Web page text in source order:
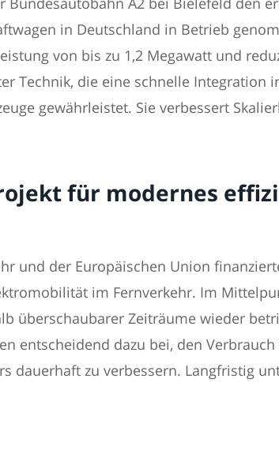
in Deutschland in Betrieb
von bis zu 1,2 Megawatt und
Technik, die eine schnelle Integration
gewährleistet. Sie verbessert
für modernes
und der Europäischen Union
im Fernverkehr. Im
überschaubarer Zeiträume wieder
entscheidend dazu bei, den
dauerhaft zu verbessern. Langfristig